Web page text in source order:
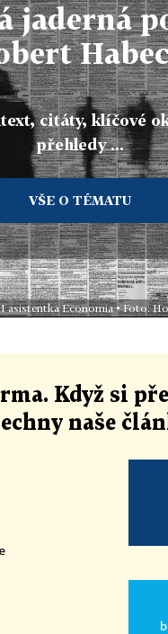
jaderná
citáty, klíčové
přehledy ...
VŠE O TÉMATU
asistentka Economia • Foto:
Když si
naše